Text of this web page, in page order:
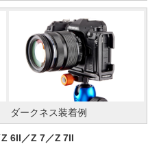
ダークネス装着例
6II／Z 7／Z 7II